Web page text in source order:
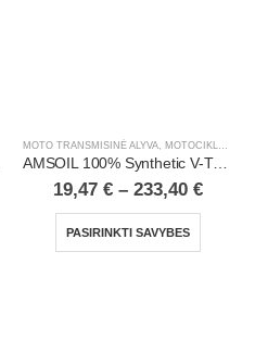
MOTO TRANSMISINĖ ALYVA, MOTOCIKLAI, ATV/UTV
AMSOIL 100% Synthetic V-Twin Primary Fluid
19,47 € – 233,40 €
PASIRINKTI SAVYBES